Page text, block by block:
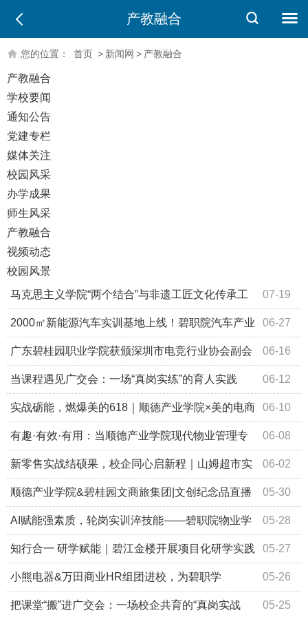
产教融合
您的位置： 首页 > 新闻网 > 产教融合
产教融合
学校要闻
通知公告
党建专栏
媒体关注
校园风采
办学成果
师生风采
产教融合
视频动态
校园风景
07-19
马克思主义学院“两个结合”与非遗工匠文化传承工
作室与连南非遗兴乡青年企业签订帮扶协议 06-27
2000㎡新能源汽车实训基地上线！碧职院汽车产业
学院揭牌！ 06-16
广东碧桂园职业学院获颁深圳市电竞行业协会副会
长单位 06-12
当课程遇见广交会：一场“真岗实练”的育人实践
——我校与广州粤海喜来登酒店校企共育前厅项目班纪实
06-10
实战砺能，燃爆美的618｜顺德产业学院×美的电商
智能客服项目班火热进行中！ 06-08
有趣·有效·有用：当顺德产业学院现代物业管理专
业“三有课堂”遇上AI智慧物业 06-02
新零售实战结硕果，校企同心启新程｜山姆超市实
训班圆满收官！ 05-30
顺德产业学院&碧桂园文商旅集团|文创纪念品直播
实训现场直击! 05-28
AI赋能强素质，轮岗实训淬技能——碧职院物业学
子第五期轮岗实训圆满结束 05-27
知行合一 研学赋能｜碧江金楼开展项目化研学实践
活动 05-26
小熊电器&万田商业HR组团进校，为碧职学
子“职”点迷津！ 05-25
把课堂“搬”进广交会：一场校企共育的“真岗实战